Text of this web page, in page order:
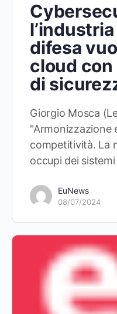
difesa
cloud
di
Giorgio Mosca
"Armonizzazione
competitività. La
occupi dei
EuNews
08/07/2024